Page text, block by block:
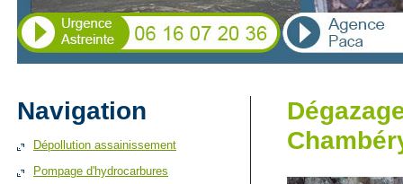
Navigation
Dépollution assainissement
Pompage d'hydrocarbures